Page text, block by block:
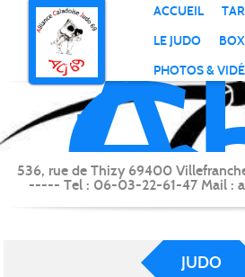
ACCUEIL
LE JUDO
PHOTOS &
536, rue de Thizy 69400
----- Tel : 06-03-22-61-47 Mail :
JUDO
Panneau de gestion des cookies